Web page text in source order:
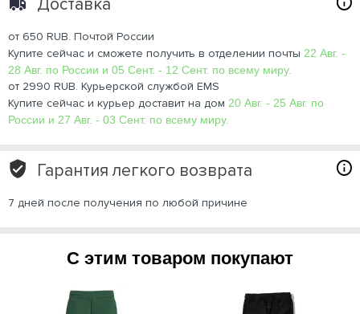
Доставка
от 650 RUB. Почтой России
Купите сейчас и сможете получить в отделении почты 22 Авг. -
28 Авг. по России и 05 Сент. - 12 Сент. по всему миру.
от 2990 RUB. Курьерской службой EMS
Купите сейчас и курьер доставит на дом 20 Авг. - 25 Авг. по
России и 27 Авг. - 03 Сент. по всему миру.
Гарантия легкого возврата
7 дней после получения по любой причине
С этим товаром покупают